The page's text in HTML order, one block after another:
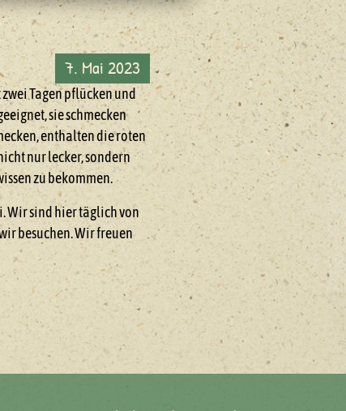
7. Mai 2023
Tagen pflücken und
sie schmecken
enthalten die roten
nur lecker, sondern
zu bekommen.
Wir sind hier täglich von
besuchen. Wir freuen